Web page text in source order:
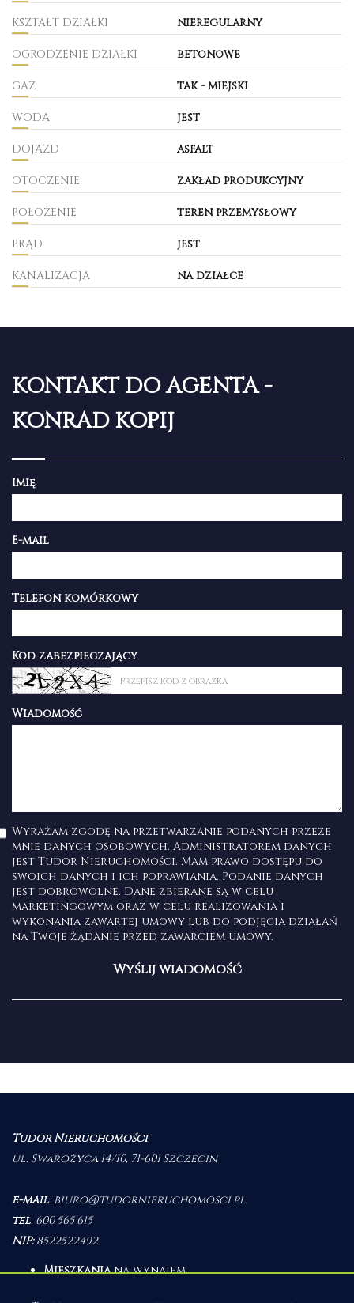
KSZTAŁT DZIAŁKI nieregularny
OGRODZENIE DZIAŁKI betonowe
GAZ tak - miejski
WODA jest
DOJAZD asfalt
OTOCZENIE zakład produkcyjny
POŁOŻENIE teren przemysłowy
PRĄD jest
KANALIZACJA na działce
KONTAKT DO AGENTA -
KONRAD KOPIJ
Imię
E-mail
Telefon komórkowy
Kod zabezpieczający
Wiadomość
Wyrażam zgodę na przetwarzanie podanych przeze
mnie danych osobowych. Administratorem danych
jest Tudor Nieruchomości. Mam prawo dostępu do
swoich danych i ich poprawiania. Podanie danych
jest dobrowolne. Dane zbierane są w celu
marketingowym oraz w celu realizowania i
wykonania zawartej umowy lub do podjęcia działań
na Twoje żądanie przed zawarciem umowy.
Tudor Nieruchomości
ul. Swarożyca 14/10, 71-601 Szczecin
e-mail:biuro@tudornieruchomosci.pl
tel. 600 565 615
NIP:8522522492
Mieszkaniana wynajem